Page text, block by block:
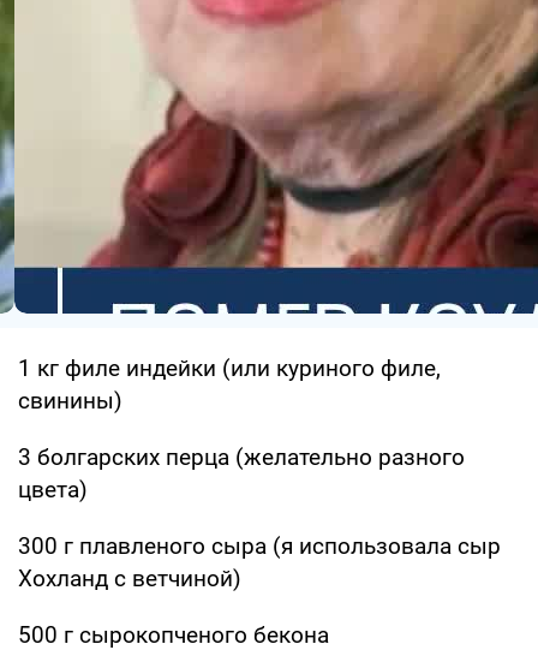
1 кг филе индейки (или куриного филе,
свинины)
3 болгарских перца (желательно разного
цвета)
300 г плавленого сыра (я использовала сыр
Хохланд с ветчиной)
500 г сырокопченого бекона